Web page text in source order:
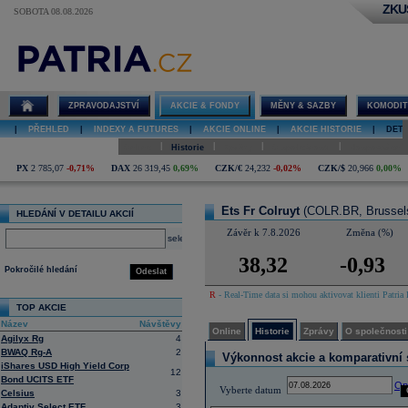
SOBOTA 08.08.2026
Ets Fr Colruyt
ZPRAVODAJSTVÍ AKCIE & FONDY MĚNY & SAZBY
PŘEHLED INDEXY A FUTURES AKCIE ONLINE AKCIE HISTORIE
Historie
PX 2 785,07 -0,71% DAX 26 319,45 0,69% CZK/€ 24,232 -0,02% CZK/$ 20,966 0,00%
HLEDÁNÍ V DETAILU AKCIÍ
select
Odeslat
Pokročilé hledání
TOP AKCIE
Název
Návštěvy
Agilyx Rg
4
BWAQ Rg-A
2
iShares USD High Yield Corp
Bond UCITS ETF
12
Celsius
3
Ets Fr Colruyt (COLR.BR,
Závěr k 7.8.2026 Změna (%)
38,32 -0,93
R - Real-Time data si mohou aktivovat klienti
Online Historie Zprávy O společnosti
Výkonnost akcie a komparativní
Vyberte datum